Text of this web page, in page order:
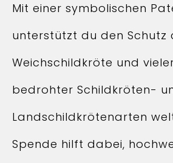
Mit einer symbolischen
unterstützt du den Schutz
Weichschildkröte und
bedrohter Schildkröten-
Landschildkrötenarten
Spende hilft dabei,